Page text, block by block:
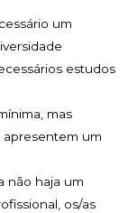
um
estudos
mas
apresentem um
não haja um
os/as